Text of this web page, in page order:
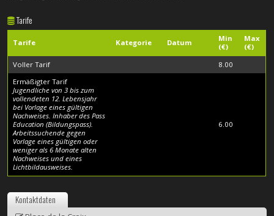
Tarife
Tarife Kategorie Datum
Min
(€)
Max
(€)
Voller Tarif
8.00
Ermäßigter Tarif
Jugendliche von 3 bis zum
vollendeten 12. Lebensjahr
bei Vorlage eines gültigen
Nachweises. Inhaber des Pass
Education (Bildungspass).
Arbeitssuchende gegen
Vorlage eines gültigen oder
weniger als 6 Monate alten
Nachweises und eines
Lichtbildausweises.
6.00
Kontaktdaten